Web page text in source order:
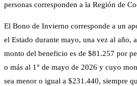
personas corresponden a la Región de
El Bono de Invierno corresponde a un
el Estado durante mayo, una vez al año,
monto del beneficio es de $81.257 por
o más al 1° de mayo de 2026 y cuyo
sea menor o igual a $231.440, siempre